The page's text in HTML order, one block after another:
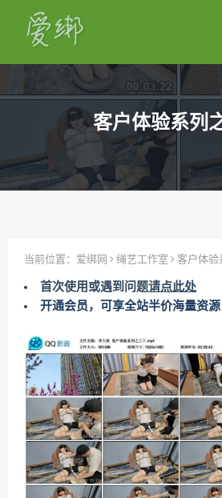
客户体验系列
当前位置： 爱绑网 绳艺工作室 客户体验
首次使用或遇到问题请点此处
开通会员，可享全站半价海量资源